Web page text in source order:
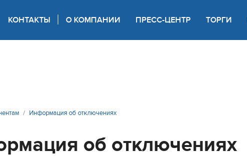
КОНТАКТЫ О КОМПАНИИ ПРЕСС-ЦЕНТР ТОРГИ
Информация об отключениях
об отключениях